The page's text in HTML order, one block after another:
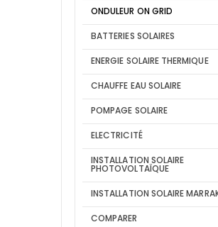
ONDULEUR ON GRID
BATTERIES SOLAIRES
ENERGIE SOLAIRE THERMIQUE
CHAUFFE EAU SOLAIRE
POMPAGE SOLAIRE
ELECTRICITÉ
INSTALLATION SOLAIRE
PHOTOVOLTAÏQUE
INSTALLATION SOLAIRE
COMPARER